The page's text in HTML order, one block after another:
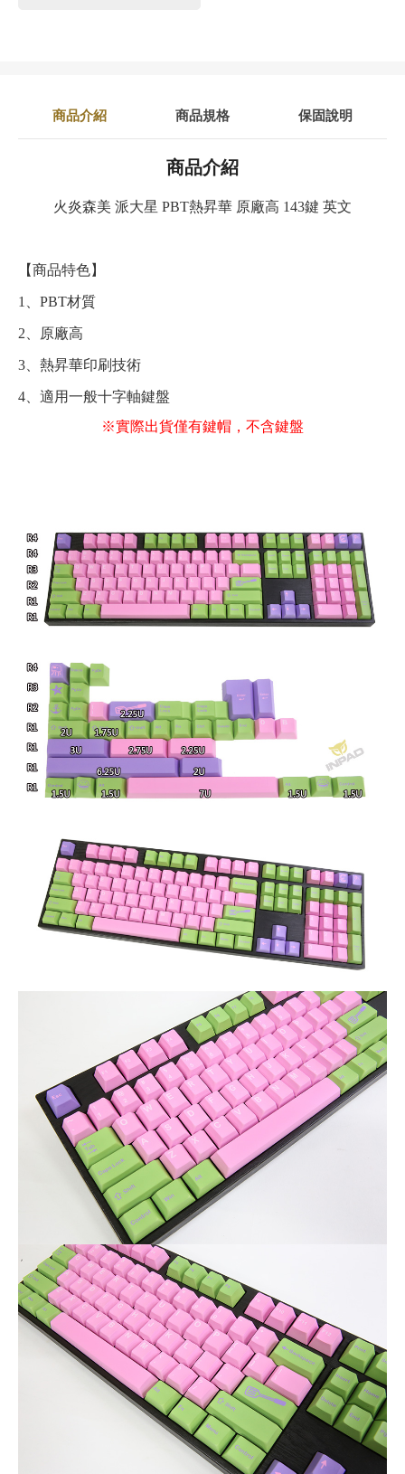
商品介紹 商品規格 保固說明
商品介紹
火炎森美 派大星 PBT熱昇華 原廠高 143鍵 英文
【商品特色】
1、PBT材質
2、原廠高
3、熱昇華印刷技術
4、適用一般十字軸鍵盤
※實際出貨僅有鍵帽，不含鍵盤